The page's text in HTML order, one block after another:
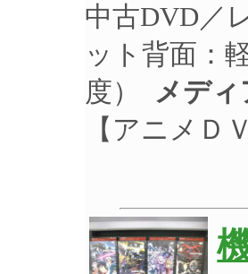
中古DVD／
ット背面：
度）
メディ
【アニメＤ